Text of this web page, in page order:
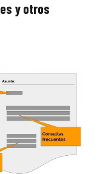
y otros